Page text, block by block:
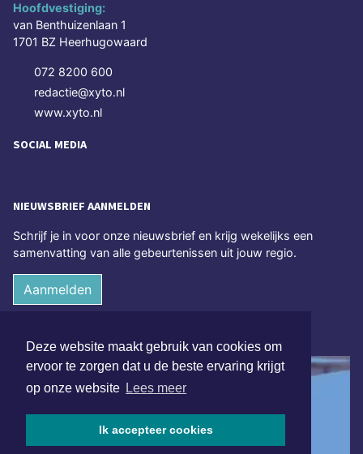
Deze website maakt gebruik van cookies om
ervoor te zorgen dat u de beste ervaring krijgt
op onze website Lees meer
Ik accepteer cookies
Hoofdvestiging:
van Benthuizenlaan 1
1701 BZ Heerhugowaard
072 8200 600
redactie@xyto.nl
www.xyto.nl
SOCIAL MEDIA
NIEUWSBRIEF AANMELDEN
Schrijf je in voor onze nieuwsbrief en krijg wekelijks een
samenvatting van alle gebeurtenissen uit jouw regio.
Aanmelden